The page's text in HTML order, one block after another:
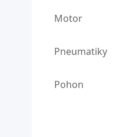
Motor
Pneumatiky
Pohon